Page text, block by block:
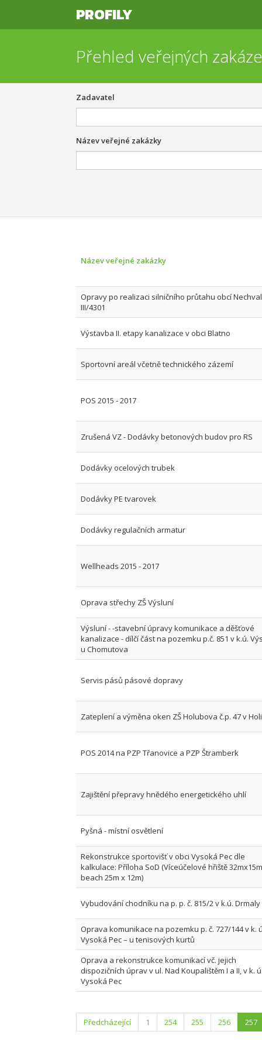
PROFILY
Přehled veřejných
Zadavatel
Název veřejné zakázky
Název veřejné zakázky
Opravy po realizaci silničního průtahu obcí
III/4301
Výstavba II. etapy kanalizace v obci Blatno
Sportovní areál včetně technického zázemí
POS 2015 - 2017
Zrušená VZ - Dodávky betonových budov pro RS
Dodávky ocelových trubek
Dodávky PE tvarovek
Dodávky regulačních armatur
Wellheads 2015 - 2017
Oprava střechy ZŠ Výsluní
Výsluní - -stavební úpravy komunikace a děšťové
kanalizace - dílčí část na pozemku p.č. 851 v k.ú.
u Chomutova
Servis pásů pásové dopravy
Zateplení a výměna oken ZŠ Holubova č.p. 47 v
POS 2014 na PZP Třanovice a PZP Štramberk
Zajištění přepravy hnědého energetického uhlí
Pyšná - místní osvětlení
Rekonstrukce sportovišť v obci Vysoká Pec dle
kalkulace: Příloha SoD (Víceúčelové hřiště
beach 25m x 12m)
Vybudování chodníku na p. p. č. 815/2 v k.ú. Drmaly
Oprava komunikace na pozemku p. č. 727/144 v k.
Vysoká Pec – u tenisových kurtů
Oprava a rekonstrukce komunikací vč. jejich
dispozičních úprav v ul. Nad Koupalištěm I a II, v k.
Vysoká Pec
Předcházející 1 254 255 256 257